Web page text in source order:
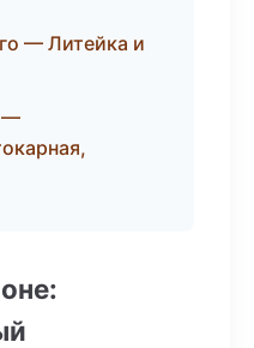
— Литейка и
—